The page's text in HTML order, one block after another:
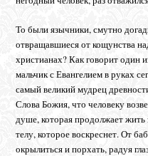
То были язычники, смутно
отвращавшиеся от кощунства
христианах? Как говорит один
мальчик с Евангелием в руках
самый великий мудрец
Слова Божия, что человеку
душе, которая продолжает
телу, которое воскреснет. От
окрылиться и порхать, радуя